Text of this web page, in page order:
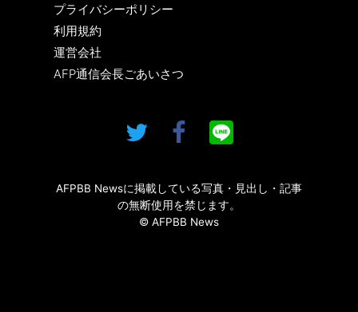
プライバシーポリシー
利用規約
運営会社
AFP通信会長ごあいさつ
AFPBB Newsに掲載している写真・見出し・記事
の無断使用を禁じます。
© AFPBB News